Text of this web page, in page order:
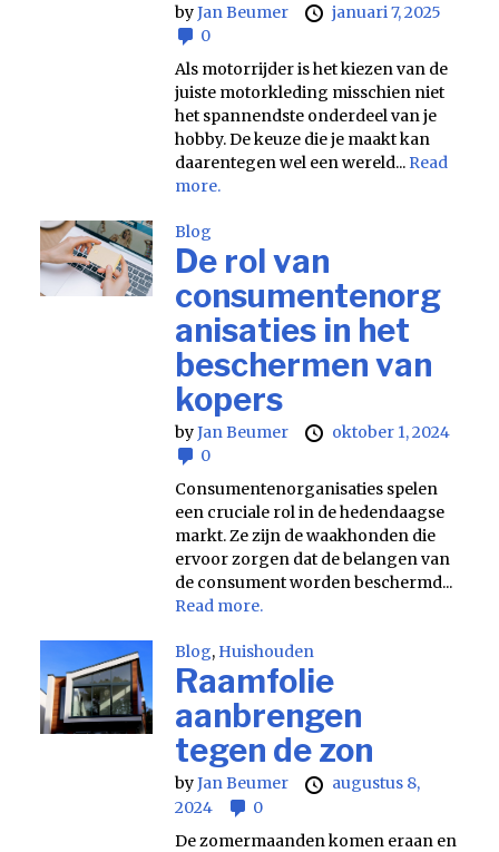
byJan Beumer
januari 7, 2025
0
Als motorrijder is het kiezen van de
juiste motorkleding misschien niet
het spannendste onderdeel van je
hobby. De keuze die je maakt kan
daarentegen wel een wereld... Read
more.
Blog
De rol van
consumentenorg
anisaties in het
beschermen van
kopers
byJan Beumer
oktober 1, 2024
0
Consumentenorganisaties spelen
een cruciale rol in de hedendaagse
markt. Ze zijn de waakhonden die
ervoor zorgen dat de belangen van
de consument worden beschermd...
Read more.
Blog, Huishouden
Raamfolie
aanbrengen
tegen de zon
byJan Beumer
augustus 8,
2024
0
De zomermaanden komen eraan en